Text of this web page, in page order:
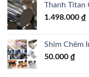
Thanh Titan
1.498.000 ₫
Shim Chêm
50.000 ₫